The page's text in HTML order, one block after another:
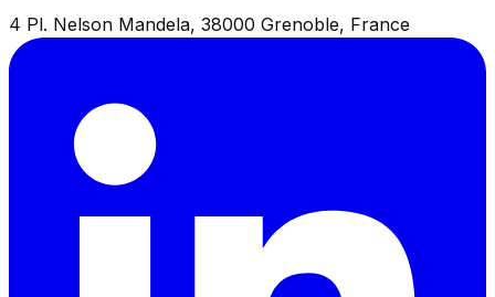
4 Pl. Nelson Mandela, 38000 Grenoble, France